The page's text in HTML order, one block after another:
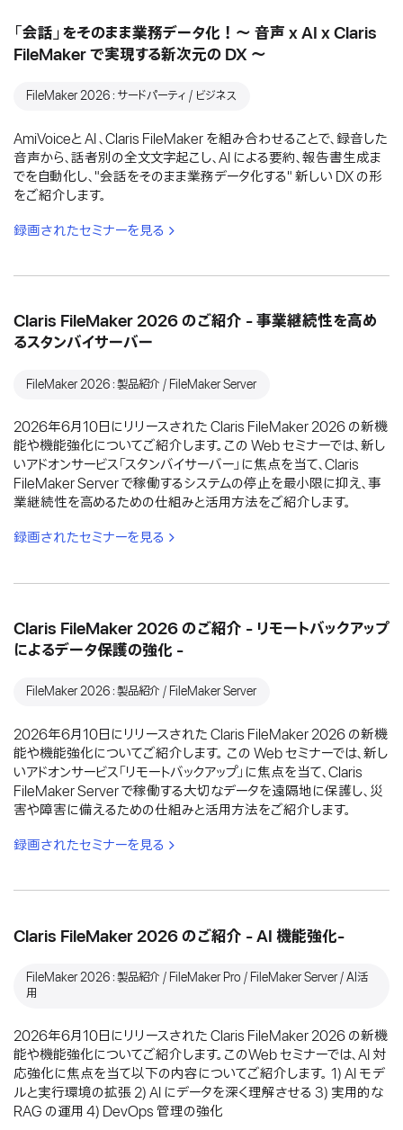
「会話」をそのまま業務データ化！〜 音声 x AI x Claris
FileMaker で実現する新次元の DX 〜
FileMaker 2026：サードパーティ / ビジネス
AmiVoiceと AI 、Claris FileMaker を組み合わせることで、録音した
音声から、話者別の全文文字起こし、AI による要約、報告書生成ま
でを自動化し、"会話をそのまま業務データ化する" 新しい DX の形
をご紹介します。
録画されたセミナーを見る
Claris FileMaker 2026 のご紹介 - 事業継続性を高め
るスタンバイサーバー
FileMaker 2026：製品紹介 / FileMaker Server
2026年6月10日にリリースされた Claris FileMaker 2026 の新機
能や機能強化についてご紹介します。この Web セミナーでは、新し
いアドオンサービス「スタンバイサーバー」に焦点を当て、Claris
FileMaker Server で稼働するシステムの停止を最小限に抑え、事
業継続性を高めるための仕組みと活用方法をご紹介します。
録画されたセミナーを見る
Claris FileMaker 2026 のご紹介 - リモートバックアップ
によるデータ保護の強化 -
FileMaker 2026：製品紹介 / FileMaker Server
2026年6月10日にリリースされた Claris FileMaker 2026 の新機
能や機能強化についてご紹介します。 この Web セミナーでは、新し
いアドオンサービス「リモートバックアップ」に焦点を当て、Claris
FileMaker Server で稼働する大切なデータを遠隔地に保護し、災
害や障害に備えるための仕組みと活用方法をご紹介します。
録画されたセミナーを見る
Claris FileMaker 2026 のご紹介 - AI 機能強化-
FileMaker 2026：製品紹介 / FileMaker Pro / FileMaker Server / AI活
用
2026年6月10日にリリースされた Claris FileMaker 2026 の新機
能や機能強化についてご紹介します。このWeb セミナーでは、AI 対
応強化に焦点を当て以下の内容についてご紹介します。 1) AI モデ
ルと実行環境の拡張 2) AI にデータを深く理解させる 3) 実用的な
RAG の運用 4) DevOps 管理の強化